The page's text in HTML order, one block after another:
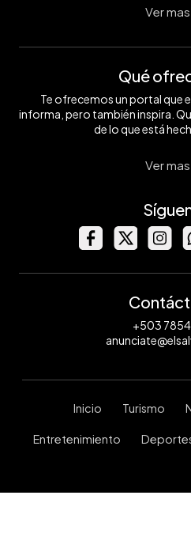
Ver
Qué
Te ofrecemos un portal que
informa, pero también inspira.
de lo que está
Ver
+503
Inicio Turismo
Entretenimiento